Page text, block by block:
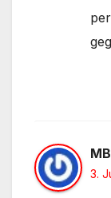
MB
3.